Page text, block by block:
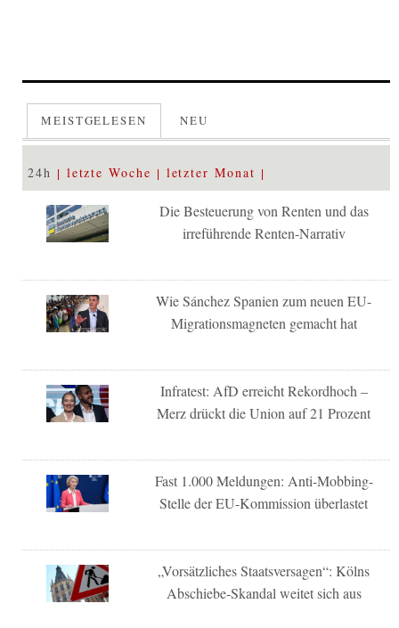
MEISTGELESEN NEU
24h letzte Woche letzter Monat
Die Besteuerung von Renten und das
irreführende Renten-Narrativ
Wie Sánchez Spanien zum neuen EU-
Migrationsmagneten gemacht hat
Infratest: AfD erreicht Rekordhoch –
Merz drückt die Union auf 21 Prozent
Fast 1.000 Meldungen: Anti-Mobbing-
Stelle der EU-Kommission überlastet
„Vorsätzliches Staatsversagen“: Kölns
Abschiebe-Skandal weitet sich aus